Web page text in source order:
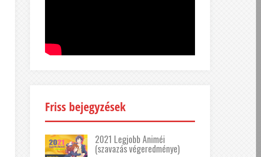
Friss bejegyzések
2021 Legjobb Animéi
(szavazás végeredménye)